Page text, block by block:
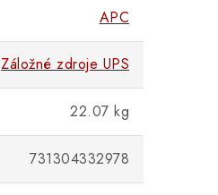
APC
Záložné zdroje UPS
22.07 kg
731304332978